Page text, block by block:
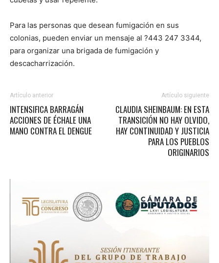
Para las personas que desean fumigación en sus
colonias, pueden enviar un mensaje al ?443 247 3344,
para organizar una brigada de fumigación y
descacharrización.
Artículo anterior
INTENSIFICA BARRAGÁN
ACCIONES DE ÉCHALE UNA
MANO CONTRA EL DENGUE
Artículo siguiente
CLAUDIA SHEINBAUM: EN ESTA
TRANSICIÓN NO HAY OLVIDO,
HAY CONTINUIDAD Y JUSTICIA
PARA LOS PUEBLOS
ORIGINARIOS